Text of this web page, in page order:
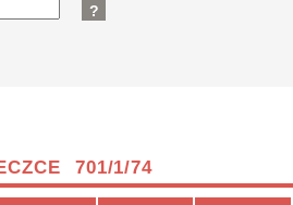
?
701/1/74